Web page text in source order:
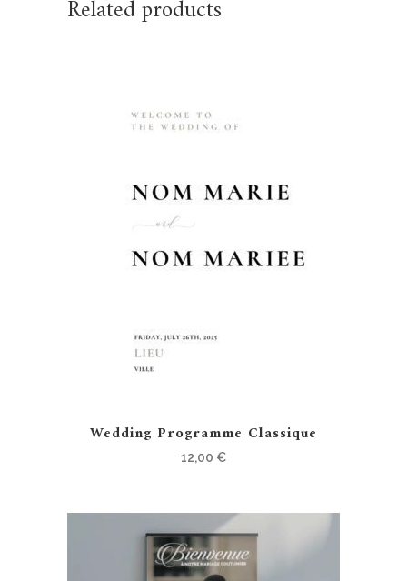
Related products
Wedding Programme Classique
12,00 €